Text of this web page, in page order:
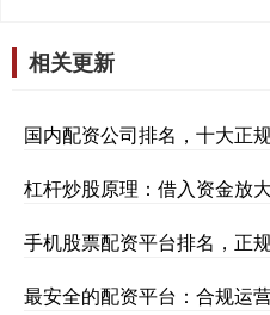
相关更新
国内配资公司排名，十大正
杠杆炒股原理：借入资金放
手机股票配资平台排名，正
最安全的配资平台：合规运